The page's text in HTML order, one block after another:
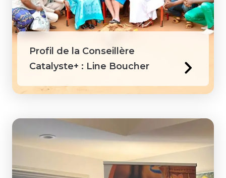
Profil de la Conseillère
Catalyste+ : Line Boucher